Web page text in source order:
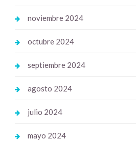
noviembre 2024
octubre 2024
septiembre 2024
agosto 2024
julio 2024
mayo 2024